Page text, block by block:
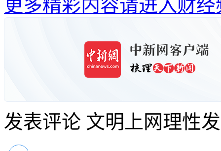
更多精彩内容请进入财经
发表评论 文明上网理性